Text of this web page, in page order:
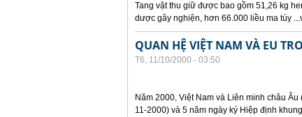
Tang vật thu giữ được bao gồm 51,26 kg
dược gây nghiện, hơn 66.000 liều ma túy
QUAN HỆ VIỆT NAM VÀ EU
T6, 11/10/2000 - 03:50
Năm 2000, Việt Nam và Liên minh châu
11-2000) và 5 năm ngày ký Hiệp định